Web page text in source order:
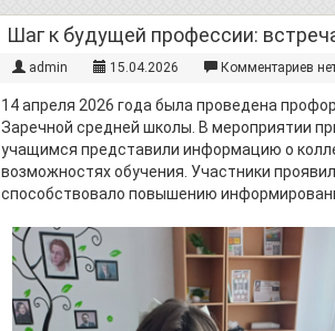
Шаг к будущей профессии:
admin 15.04.2026 Комментариев
14 апреля 2026 года была проведена
Заречной средней школы. В мероприятии
учащимся представили информацию о
возможностях обучения. Участники
способствовало повышению